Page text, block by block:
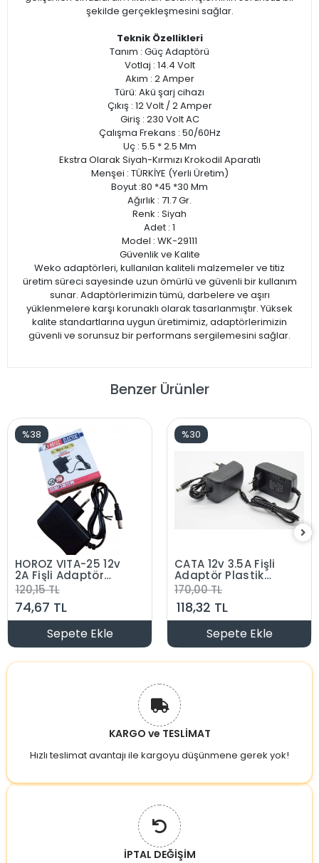
şekilde gerçekleşmesini sağlar.
Teknik Özellikleri
Tanım : Güç Adaptörü
Votlaj : 14.4 Volt
Akım : 2 Amper
Türü: Akü şarj cihazı
Çıkış : 12 Volt / 2 Amper
Giriş : 230 Volt AC
Çalışma Frekans : 50/60Hz
Uç : 5.5 * 2.5 Mm
Ekstra Olarak Siyah-Kırmızı Krokodil Aparatlı
Menşei : TÜRKİYE (Yerli Üretim)
Boyut :80 *45 *30 Mm
Ağırlık : 71.7 Gr.
Renk : Siyah
Adet : 1
Model : WK-29111
Güvenlik ve Kalite
Weko adaptörleri, kullanılan kaliteli malzemeler ve titiz
üretim süreci sayesinde uzun ömürlü ve güvenli bir kullanım
sunar. Adaptörlerimizin tümü, darbelere ve aşırı
yüklenmelere karşı korunaklı olarak tasarlanmıştır. Yüksek
kalite standartlarına uygun üretimimiz, adaptörlerimizin
güvenli ve sorunsuz bir performans sergilemesini sağlar.
Benzer Ürünler
%38
HOROZ VITA-25 12v
2A Fişli Adaptör
Plastik Kasa 24w
IP44 5.5x2.5mm
Jaklı (12 Volt 2
Amper)
120,15 TL
74,67 TL
Sepete Ekle
%30
CATA 12v 3.5A Fişli
Adaptör Plastik
Kasa 32-42w IP44
5.5x2.5mm Jaklı
170,00 TL
118,32 TL
Sepete Ekle
KARGO ve TESLİMAT
Hızlı teslimat avantajı ile kargoyu düşünmene gerek yok!
İPTAL DEĞİŞİM